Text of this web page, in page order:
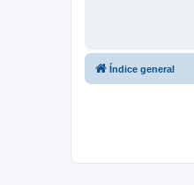
Índice general